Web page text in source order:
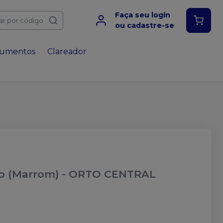
por código
Faça seu login
ou cadastre-se
Clareador
(Marrom) - ORTO CENTRAL